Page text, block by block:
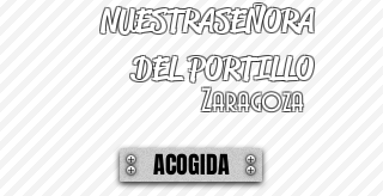
NUESTRASEÑORA
DEL PORTILLO
Zaragoza
ACOGIDA